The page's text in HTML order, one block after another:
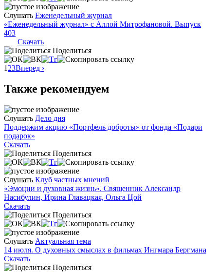
Слушать Еженедельный журнал
«Еженедельный журнал» с Аллой Митрофановой. Выпуск
403
Скачать
Поделиться
1 23Вперед ›
Также рекомендуем
Слушать Дело дня
Поддержим акцию «Портфель доброты» от фонда «Подари
подарок»
Скачать
Поделиться
Слушать Клуб частных мнений
«Эмоции и духовная жизнь». Священник Александр
Насибулин, Ирина Главацкая, Ольга Цой
Скачать
Поделиться
Слушать Актуальная тема
14 июля. О духовных смыслах в фильмах Ингмара Бергмана
Скачать
Поделиться